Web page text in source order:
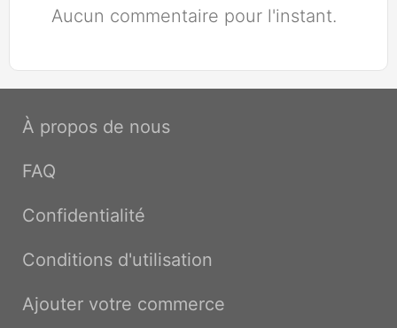
Aucun commentaire pour l'instant.
À propos de nous
FAQ
Confidentialité
Conditions d'utilisation
Ajouter votre commerce